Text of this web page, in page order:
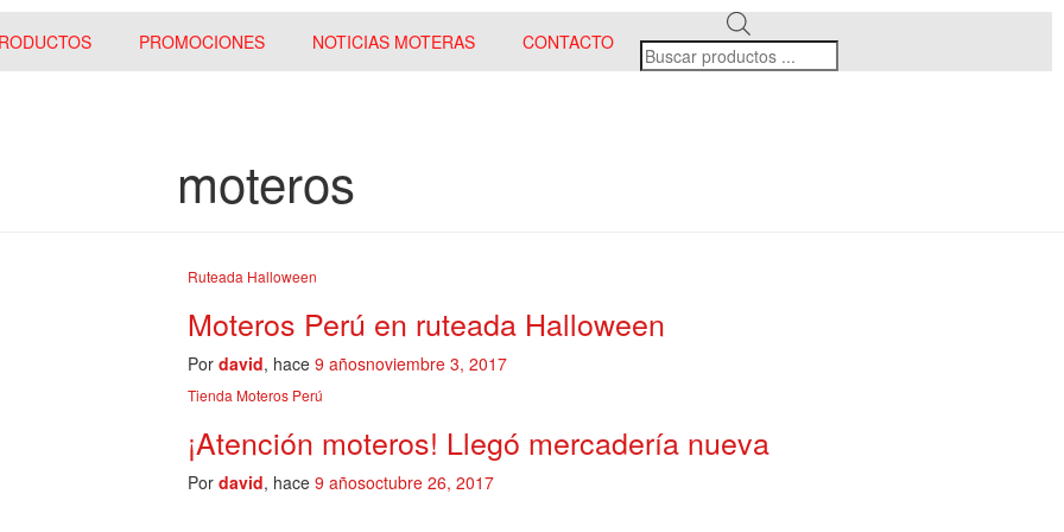
PROMOCIONES NOTICIAS MOTERAS CONTACTO
moteros
Ruteada Halloween
Moteros Perú en ruteada Halloween
Por david, hace 9 añosnoviembre 3, 2017
Tienda Moteros Perú
¡Atención moteros! Llegó mercadería nueva
Por david, hace 9 añosoctubre 26, 2017